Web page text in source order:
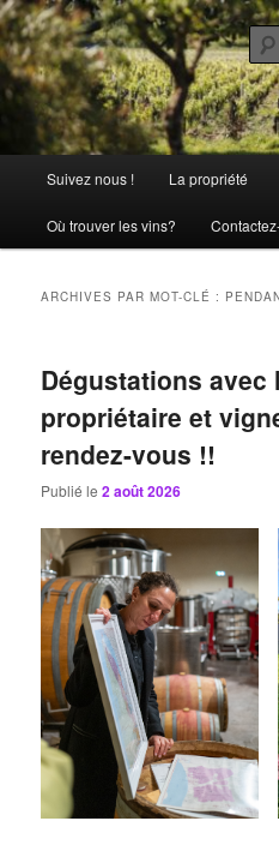
Aller
au
contenu
principal
Aller
au
contenu
secondaireChâteau Julia
La passion comme tradition
principal
Suivez nous ! La propriété
Où trouver les vins?
ARCHIVES PAR MOT-CLÉ :
Dégustations avec
propriétaire et
rendez-vous !!
Publié le2 août 2026